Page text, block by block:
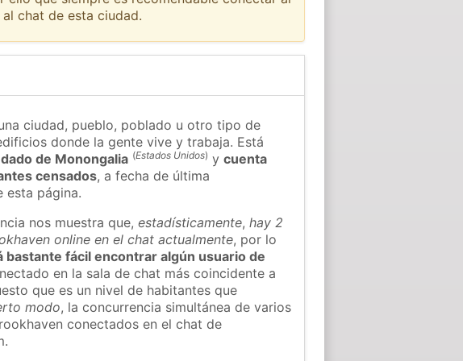
chat de esta ciudad.
ciudad, pueblo, poblado u otro tipo de
donde la gente vive y trabaja. Está
de Monongalia (Estados Unidos) ycuenta
censados, a fecha de última
esta página.
nos muestra que,estadísticamente,hay 2
online en el chat actualmente, por lo
bastante fácil encontrar algún usuario de
en la sala de chat más coincidente a
que es un nivel de habitantes que
modo, la concurrencia simultánea de varios
conectados en el chat de